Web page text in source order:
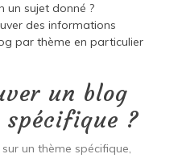
un sujet donné ?
des informations
par thème en particulier
un blog
?
un thème spécifique,